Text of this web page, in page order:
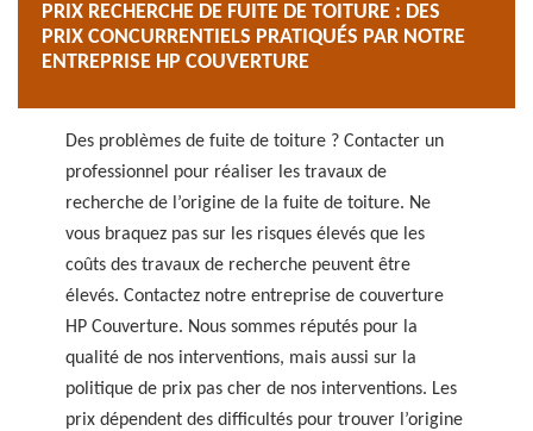
PRIX RECHERCHE DE FUITE DE TOITURE : DES
PRIX CONCURRENTIELS PRATIQUÉS PAR NOTRE
ENTREPRISE HP COUVERTURE
Des problèmes de fuite de toiture ? Contacter un
professionnel pour réaliser les travaux de
recherche de l’origine de la fuite de toiture. Ne
vous braquez pas sur les risques élevés que les
coûts des travaux de recherche peuvent être
élevés. Contactez notre entreprise de couverture
HP Couverture. Nous sommes réputés pour la
qualité de nos interventions, mais aussi sur la
politique de prix pas cher de nos interventions. Les
prix dépendent des difficultés pour trouver l’origine